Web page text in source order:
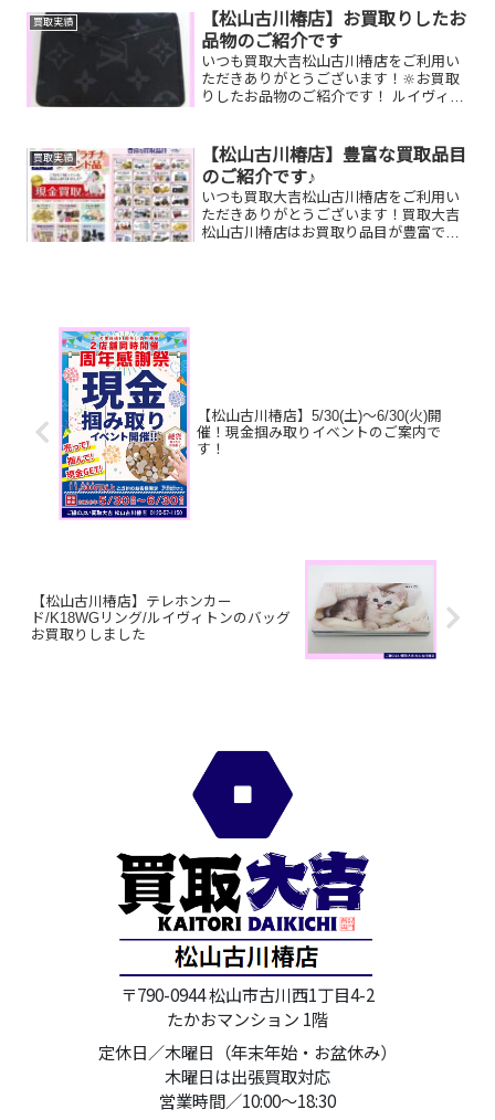
ので是非気軽に...
買取実績
【松山古川椿店】お買取りしたお
品物のご紹介です
いつも買取大吉松山古川椿店をご利用い
ただきありがとうございます！🔆お買取
りしたお品物のご紹介です！ ルイヴィト
ざいませんか？そのお品物ぜひ！買取大
吉松山古川椿店にお査定...
買取実績
【松山古川椿店】豊富な買取品目
のご紹介です♪
いつも買取大吉松山古川椿店をご利用い
ただきありがとうございます！買取大吉
松山古川椿店はお買取り品目が豊富で
【松山古川椿店】5/30(土)～6/30(火)開
催！現金掴み取りイベントのご案内で
す！
【松山古川椿店】テレホンカー
ド/K18WGリング/ルイヴィトンのバッグ
お買取りしました
〒790-0944 松山市古川西1丁目4-2
たかおマンション 1階
定休日／木曜日（年末年始・お盆休み）
木曜日は出張買取対応
営業時間／10:00～18:30